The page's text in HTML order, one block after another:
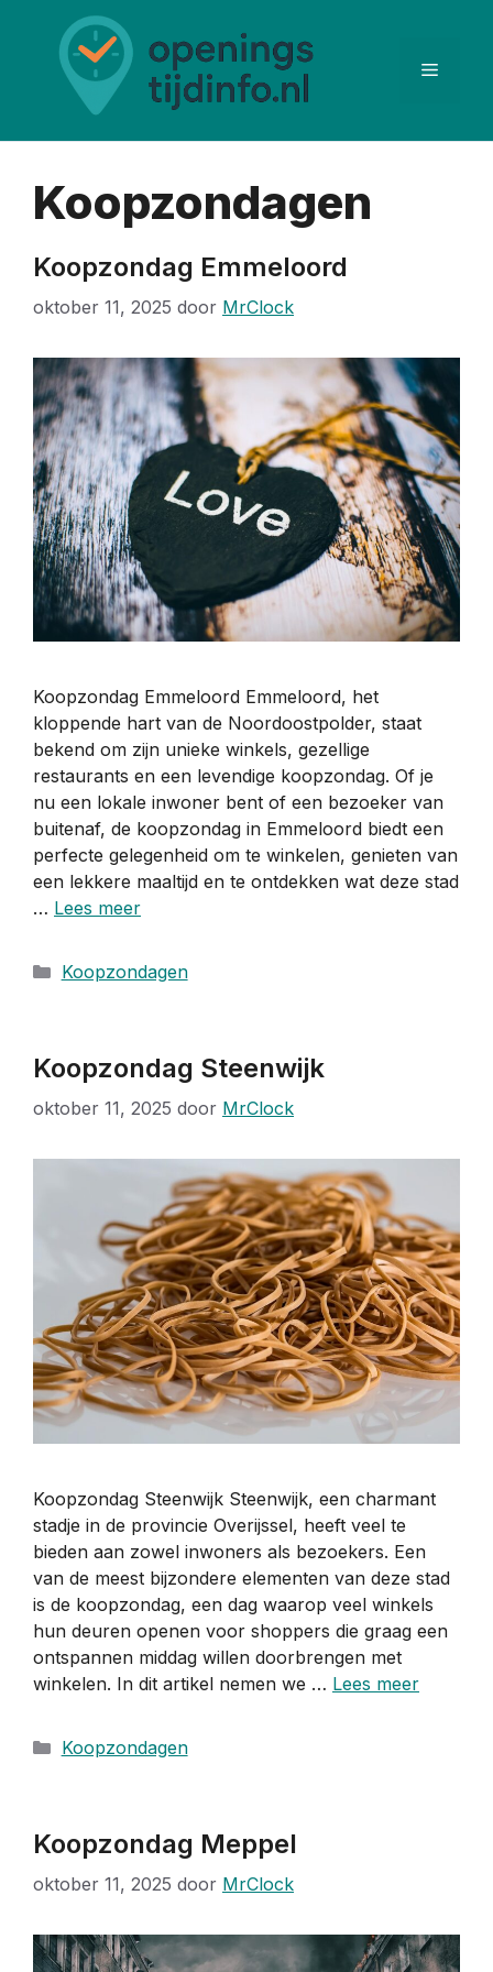
Menu
Koopzondagen
Koopzondag Emmeloord
oktober 11, 2025 door MrClock
Koopzondag Emmeloord Emmeloord, het
kloppende hart van de Noordoostpolder, staat
bekend om zijn unieke winkels, gezellige
restaurants en een levendige koopzondag. Of je
nu een lokale inwoner bent of een bezoeker van
buitenaf, de koopzondag in Emmeloord biedt een
perfecte gelegenheid om te winkelen, genieten van
een lekkere maaltijd en te ontdekken wat deze stad
… Lees meer
Categorieën
Koopzondagen
Koopzondag Steenwijk
oktober 11, 2025 door MrClock
Koopzondag Steenwijk Steenwijk, een charmant
stadje in de provincie Overijssel, heeft veel te
bieden aan zowel inwoners als bezoekers. Een
van de meest bijzondere elementen van deze stad
is de koopzondag, een dag waarop veel winkels
hun deuren openen voor shoppers die graag een
ontspannen middag willen doorbrengen met
winkelen. In dit artikel nemen we … Lees meer
Categorieën
Koopzondagen
Koopzondag Meppel
oktober 11, 2025 door MrClock